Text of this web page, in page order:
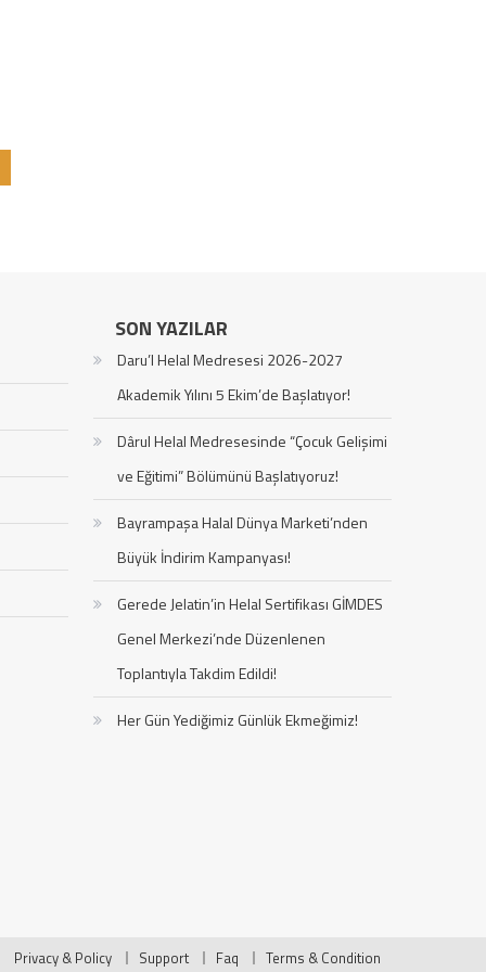
SON YAZILAR
Daru’l Helal Medresesi 2026-2027
Akademik Yılını 5 Ekim’de Başlatıyor!
Dârul Helal Medresesinde “Çocuk Gelişimi
ve Eğitimi” Bölümünü Başlatıyoruz!
Bayrampaşa Halal Dünya Marketi’nden
Büyük İndirim Kampanyası!
Gerede Jelatin’in Helal Sertifikası GİMDES
Genel Merkezi’nde Düzenlenen
Toplantıyla Takdim Edildi!
Her Gün Yediğimiz Günlük Ekmeğimiz!
Privacy & Policy Support Faq Terms & Condition